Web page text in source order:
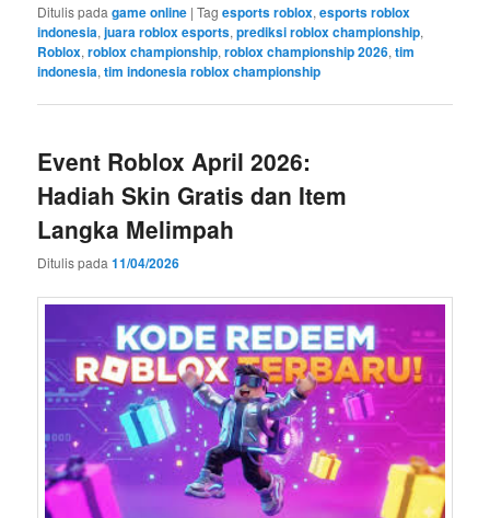
Ditulis pada game online |Tag esports roblox,esports roblox
indonesia,juara roblox esports,prediksi roblox championship,
Roblox,roblox championship,roblox championship 2026,tim
indonesia,tim indonesia roblox championship
Event Roblox April 2026:
Hadiah Skin Gratis dan Item
Langka Melimpah
Ditulis pada11/04/2026